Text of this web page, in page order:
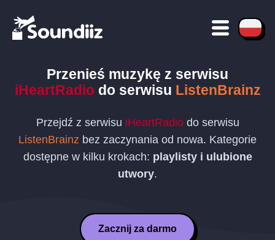
Przenieś muzykę z serwisu
iHeartRadio do serwisu ListenBrainz
Przejdź z serwisu iHeartRadiodo serwisu
ListenBrainz bez zaczynania od nowa. Kategorie
dostępne w kilku krokach: playlisty i ulubione
utwory.
Zacznij za darmo